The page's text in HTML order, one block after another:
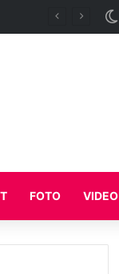
FOTO VIDEO